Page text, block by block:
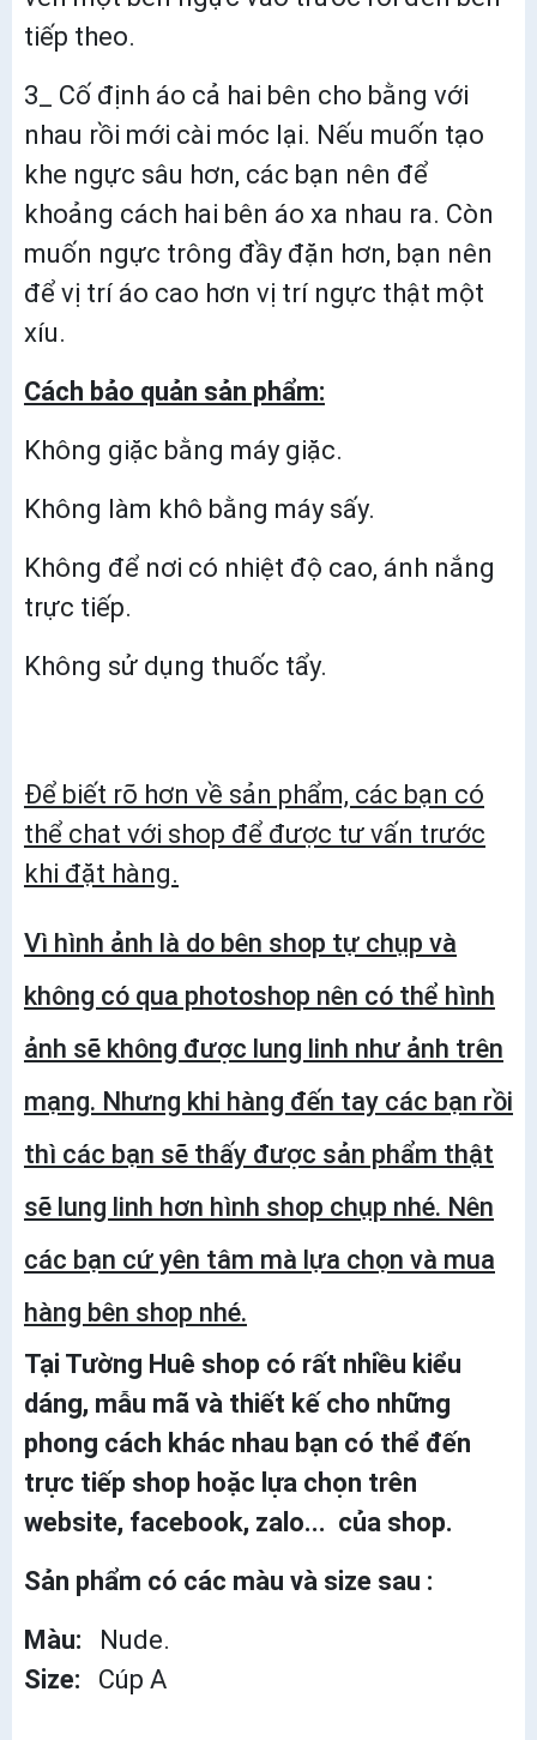
tiếp theo.
3_ Cố định áo cả hai bên cho bằng với
nhau rồi mới cài móc lại. Nếu muốn tạo
khe ngực sâu hơn, các bạn nên để
khoảng cách hai bên áo xa nhau ra. Còn
muốn ngực trông đầy đặn hơn, bạn nên
để vị trí áo cao hơn vị trí ngực thật một
xíu.
Cách bảo quản sản phẩm:
Không giặc bằng máy giặc.
Không làm khô bằng máy sấy.
Không để nơi có nhiệt độ cao, ánh nắng
trực tiếp.
Không sử dụng thuốc tẩy.
Để biết rõ hơn về sản phẩm, các bạn có
thể chat với shop để được tư vấn trước
khi đặt hàng.
Vì hình ảnh là do bên shop tự chụp và
không có qua photoshop nên có thể hình
ảnh sẽ không được lung linh như ảnh trên
mạng. Nhưng khi hàng đến tay các bạn rồi
thì các bạn sẽ thấy được sản phẩm thật
sẽ lung linh hơn hình shop chụp nhé. Nên
các bạn cứ yên tâm mà lựa chọn và mua
hàng bên shop nhé.
Tại Tường Huê shop có rất nhiều kiểu
dáng, mẫu mã và thiết kế cho những
phong cách khác nhau bạn có thể đến
trực tiếp shop hoặc lựa chọn trên
website, facebook, zalo... của shop.
Sản phẩm có các màu và size sau :
Màu:
Nude.
Size:
Cúp A